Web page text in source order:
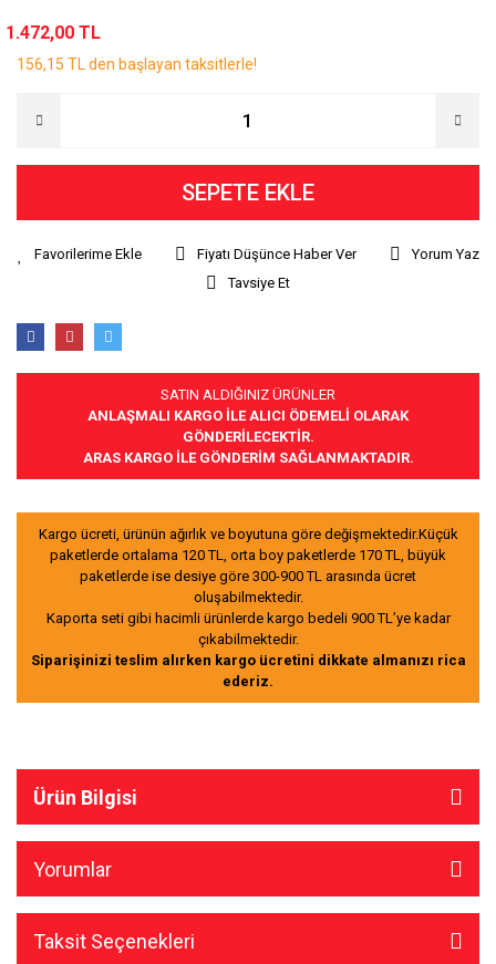
1.472,00 TL
156,15 TL den başlayan taksitlerle!
SEPETE EKLE
Fiyatı Düşünce Haber Ver
Yorum Yaz
Tavsiye Et
SATIN ALDIĞINIZ ÜRÜNLER
ANLAŞMALI KARGO İLE ALICI ÖDEMELİ OLARAK
GÖNDERİLECEKTİR.
ARAS KARGO İLE GÖNDERİM SAĞLANMAKTADIR.
Kargo ücreti, ürünün ağırlık ve boyutuna göre değişmektedir.Küçük
paketlerde ortalama 120 TL, orta boy paketlerde 170 TL, büyük
paketlerde ise desiye göre 300-900 TL arasında ücret
oluşabilmektedir.
Kaporta seti gibi hacimli ürünlerde kargo bedeli 900 TL’ye kadar
çıkabilmektedir.
Siparişinizi teslim alırken kargo ücretini dikkate almanızı rica
ederiz.
Ürün Bilgisi
Yorumlar
Taksit Seçenekleri